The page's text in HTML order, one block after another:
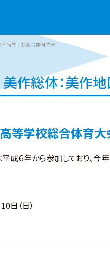
区高等学校総合体育大会
美作総体：美作
等学校総合体育
成６年から参加しており、
日（日）